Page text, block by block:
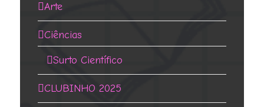
Arte
Ciências
Surto Científico
CLUBINHO 2025